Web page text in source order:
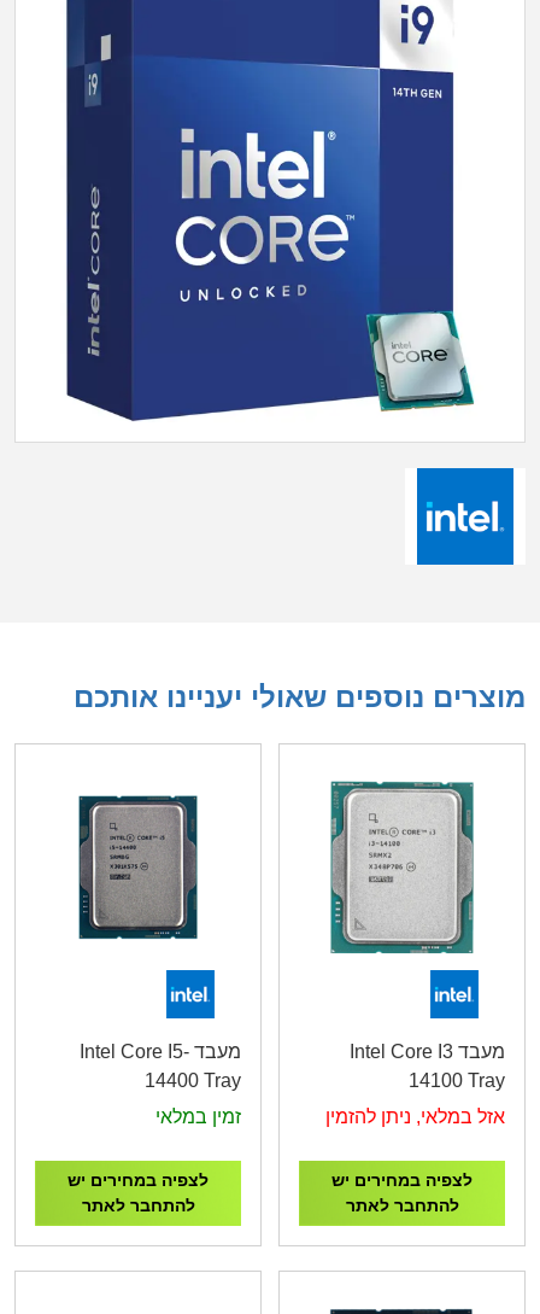
מוצרים נוספים שאולי יעניינו אותכם
מעבד Intel Core I3
14100 Tray
אזל במלאי, ניתן להזמין
לצפיה במחירים יש
להתחבר לאתר
מעבד Intel Core I5-
14400 Tray
זמין במלאי
לצפיה במחירים יש
להתחבר לאתר